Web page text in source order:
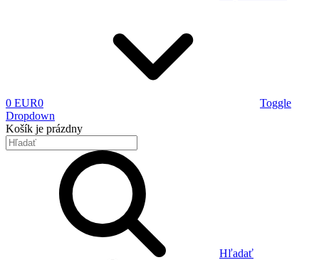
0 EUR0
Toggle
Dropdown
Košík je prázdny
Hľadať